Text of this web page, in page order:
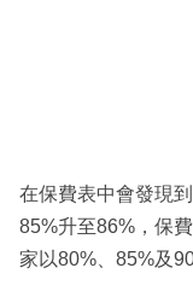
在保費表中會發現
85%升至86%，保
家以80%、85%及